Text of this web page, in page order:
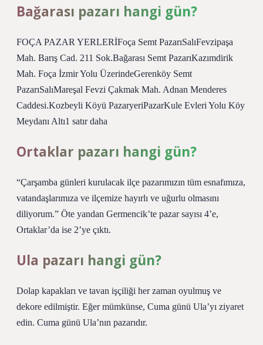
Bağarası pazarı hangi gün?
FOÇA PAZAR YERLERİFoça Semt PazarıSalıFevzipaşa
Mah. Barış Cad. 211 Sok.Bağarası Semt PazarıKazımdirik
Mah. Foça İzmir Yolu ÜzerindeGerenköy Semt
PazarıSalıMareşal Fevzi Çakmak Mah. Adnan Menderes
Caddesi.Kozbeyli Köyü PazaryeriPazarKule Evleri Yolu Köy
Meydanı Altı1 satır daha
Ortaklar pazarı hangi gün?
“Çarşamba günleri kurulacak ilçe pazarımızın tüm esnafımıza,
vatandaşlarımıza ve ilçemize hayırlı ve uğurlu olmasını
diliyorum.” Öte yandan Germencik’te pazar sayısı 4’e,
Ortaklar’da ise 2’ye çıktı.
Ula pazarı hangi gün?
Dolap kapakları ve tavan işçiliği her zaman oyulmuş ve
dekore edilmiştir. Eğer mümkünse, Cuma günü Ula’yı ziyaret
edin. Cuma günü Ula’nın pazarıdır.